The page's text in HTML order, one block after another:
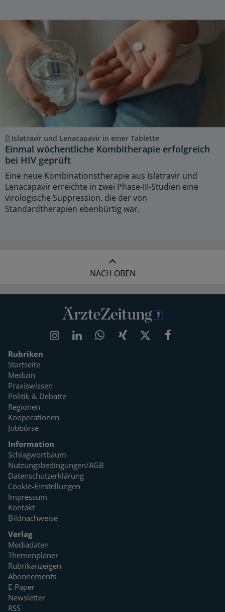
Islatravir und Lenacapavir in einer Tablette
Einmal wöchentliche Kombitherapie erfolgreich
bei HIV geprüft
Eine neue Kombinationstherapie aus Islatravir und
Lenacapavir erreichte in zwei Phase-III-Studien eine
virologische Suppression, die der von
Standardtherapien ebenbürtig war.
NACH OBEN
Rubriken
Startseite
Medizin
Praxiswissen
Politik & Debatte
Regionen
Kooperationen
Jobbörse
Information
Schlagwortbaum
Nutzungsbedingungen/AGB
Datenschutzerklärung
Cookie-Einstellungen
Impressum
Kontakt
Bildnachweise
Verlag
Mediadaten
Themenplaner
Rubrikanzeigen
Abonnements
E-Paper
Newsletter
RSS